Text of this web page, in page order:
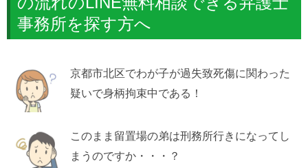
事務所を探す方へ
京都市北区でわが子が過失致死傷に関わった
疑いで身柄拘束中である！
このまま留置場の弟は刑務所行きになってし
まうのですか・・・？